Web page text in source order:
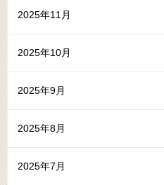
2025年11月
2025年10月
2025年9月
2025年8月
2025年7月